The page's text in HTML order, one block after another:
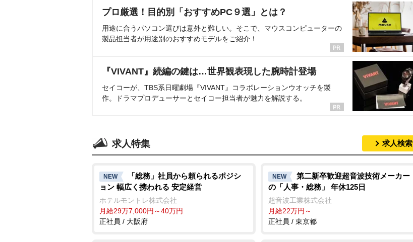
プロ厳選！目的別「おすすめPC９選」とは？
用途に合うパソコン選びは意外と難しい。そこで、マウスコンピューターの
製品担当者が用途別のおすすめモデルをご紹介！
『VIVANT』続編の鍵は…世界観表現した腕時計登場
セイコーが、TBS系日曜劇場『VIVANT』コラボレーションウオッチを製
作。ドラマプロデューサーとセイコー担当者が魅力を解説する。
求人特集 求人検索
NEW
「総務」社員から頼られるポジシ
ョン 幅広く携われる 安定経営
ホテルモントレ株式会社
月給29万7,000円～40万円
正社員 / 大阪府
NEW
第二新卒歓迎超音波技術メーカー
の「人事・総務」 年休125日
超音波工業株式会社
月給22万円～
正社員 / 東京都